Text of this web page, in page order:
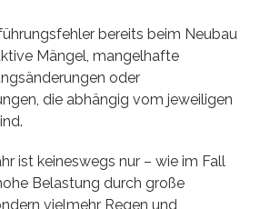
bereits beim Neubau
Mängel, mangelhafte
oder
die abhängig vom jeweiligen
ist keineswegs nur – wie im Fall
Belastung durch große
vielmehr Regen und